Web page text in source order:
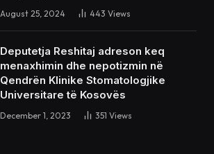
August 25, 2024 443 Views
Deputetja Reshitaj adreson keq
menaxhimin dhe nepotizmin në
Qendrën Klinike Stomatologjike
Universitare të Kosovës
December 1, 2023 351 Views